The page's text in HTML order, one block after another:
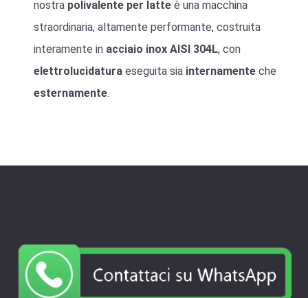
nostra polivalente per latte è una macchina
straordinaria, altamente performante, costruita
interamente in acciaio inox AISI 304L, con
elettrolucidatura eseguita sia internamente che
esternamente.